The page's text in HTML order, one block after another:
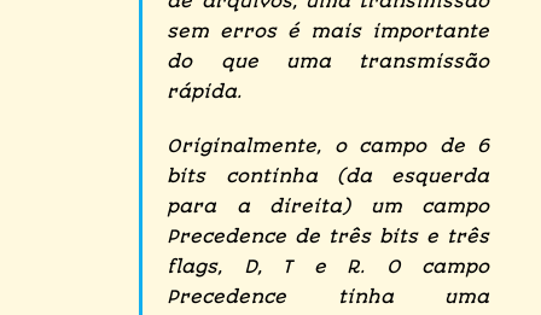
sem erros é mais importante
do que uma transmissão
rápida.
Originalmente, o campo de 6
bits continha (da esquerda
para a direita) um campo
Precedence de três bits e três
flags, D, T e R. O campo
Precedence tinha uma